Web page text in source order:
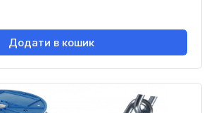
Додати в кошик